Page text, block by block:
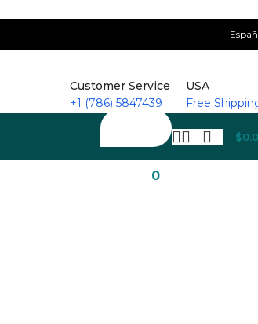
Customer Service
+1 (786) 5847439
USA
Free
0
$